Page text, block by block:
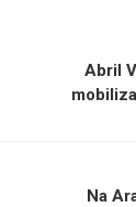
Abril
Na